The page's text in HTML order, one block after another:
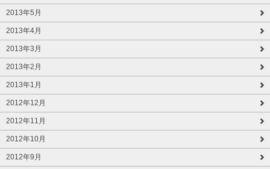
2013年5月
2013年4月
2013年3月
2013年2月
2013年1月
2012年12月
2012年11月
2012年10月
2012年9月